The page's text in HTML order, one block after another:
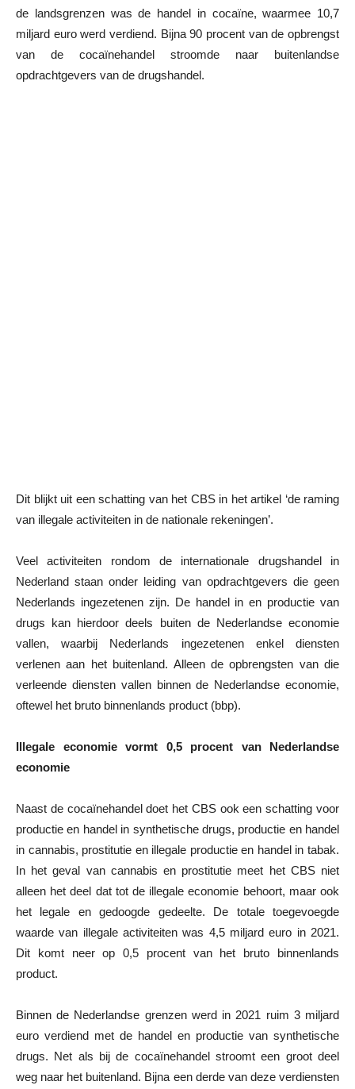
de landsgrenzen was de handel in cocaïne, waarmee 10,7
miljard euro werd verdiend. Bijna 90 procent van de opbrengst
van de cocaïnehandel stroomde naar buitenlandse
opdrachtgevers van de drugshandel.
Dit blijkt uit een schatting van het CBS in het artikel ‘de raming
van illegale activiteiten in de nationale rekeningen’.
Veel activiteiten rondom de internationale drugshandel in
Nederland staan onder leiding van opdrachtgevers die geen
Nederlands ingezetenen zijn. De handel in en productie van
drugs kan hierdoor deels buiten de Nederlandse economie
vallen, waarbij Nederlands ingezetenen enkel diensten
verlenen aan het buitenland. Alleen de opbrengsten van die
verleende diensten vallen binnen de Nederlandse economie,
oftewel het bruto binnenlands product (bbp).
Illegale economie vormt 0,5 procent van Nederlandse
economie
Naast de cocaïnehandel doet het CBS ook een schatting voor
productie en handel in synthetische drugs, productie en handel
in cannabis, prostitutie en illegale productie en handel in tabak.
In het geval van cannabis en prostitutie meet het CBS niet
alleen het deel dat tot de illegale economie behoort, maar ook
het legale en gedoogde gedeelte. De totale toegevoegde
waarde van illegale activiteiten was 4,5 miljard euro in 2021.
Dit komt neer op 0,5 procent van het bruto binnenlands
product.
Binnen de Nederlandse grenzen werd in 2021 ruim 3 miljard
euro verdiend met de handel en productie van synthetische
drugs. Net als bij de cocaïnehandel stroomt een groot deel
weg naar het buitenland. Bijna een derde van deze verdiensten